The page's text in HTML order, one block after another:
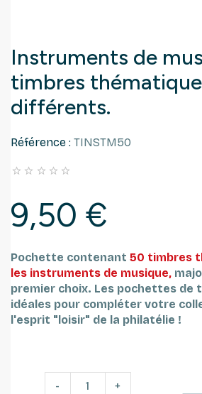
Instruments de
timbres
différents.
Référence : TINSTM50
    
9,50 €
Pochette contenant 50 timbres
les instruments de musique,
premier choix. Les pochettes de
idéales pour compléter votre
l'esprit "loisir" de la philatélie !
- +